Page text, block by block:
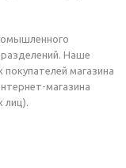
Наше
магазина
магазина
лиц).